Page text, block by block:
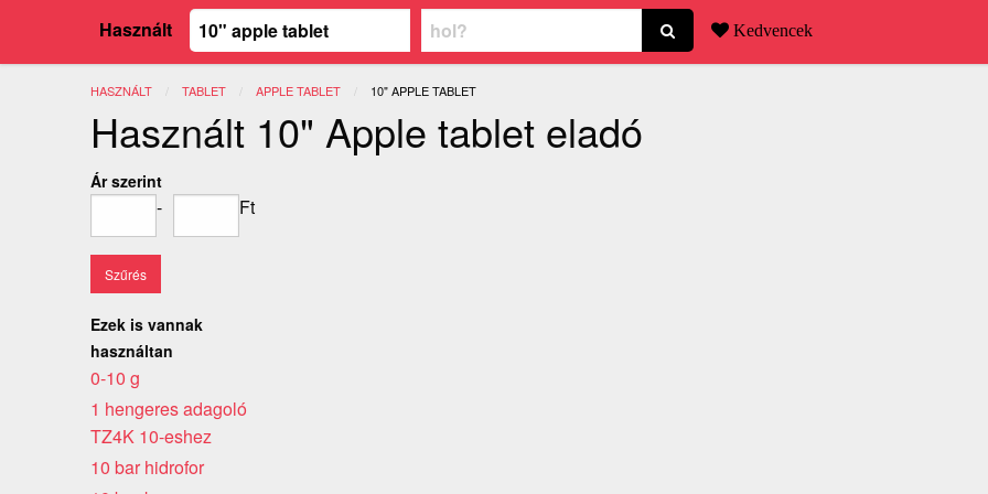
Használt Kedvencek
HASZNÁLT TABLET APPLE TABLET JELENLEGI:
10" APPLE TABLET
Használt 10" Apple tablet eladó
Ár szerint
- Ft
Ezek is vannak
használtan
0-10 g
1 hengeres adagoló
TZ4K 10-eshez
10 bar hidrofor